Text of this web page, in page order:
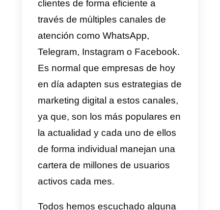
ayudarte a desarrollar una mejor
estrategia de ventas y abarcar
una gran cantidad de espacio
digital?
Lasestrategias omnicanales
pocas palabras, te permiten
comunicarte con tus potenciales
clientes de forma eficiente a
través de múltiples canales de